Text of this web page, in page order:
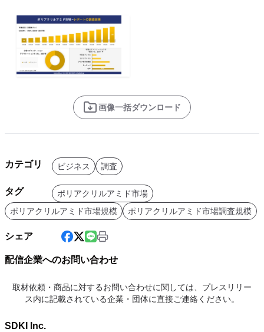
画像一括ダウンロード
カテゴリ ビジネス 調査
タグ
ポリアクリルアミド市場
ポリアクリルアミド市場規模
ポリアクリルアミド市場調査規模
シェア
配信企業へのお問い合わせ
取材依頼・商品に対するお問い合わせに関しては、プレスリリー
ス内に記載されている企業・団体に直接ご連絡ください。
SDKI Inc.